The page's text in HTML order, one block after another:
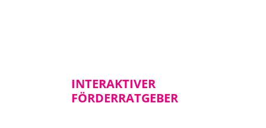
INTERAKTIVER
FÖRDERRATGEBER